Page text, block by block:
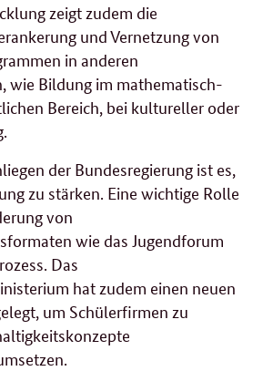
zeigt zudem die
und Vernetzung von
in anderen
wie Bildung im mathematisch-
Bereich, bei kultureller oder
der Bundesregierung ist es,
zu stärken. Eine wichtige Rolle
von
wie das Jugendforum
Das
hat zudem einen neuen
um Schülerfirmen zu